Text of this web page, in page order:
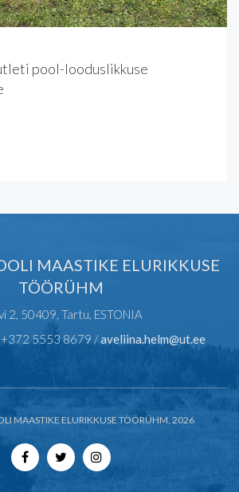
pool-looduslikkuse
MAASTIKE ELURIKKUSE
TÖÖRÜHM
2, 50409, Tartu, ESTONIA
5553 8679 /aveliina.helm@ut.ee
MAASTIKE ELURIKKUSE TÖÖRÜHM, 2026